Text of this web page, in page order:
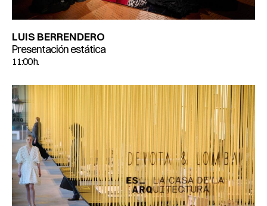
LUIS BERRENDERO
Presentación estática
11:00 h.